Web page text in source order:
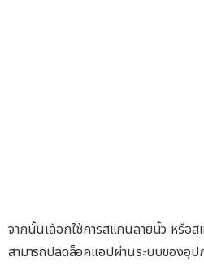
จากนั้นเลือกใช้การสแกนลายนิ้ว หรือ
สามารถปลดล็อคแอปผ่านระบบของอุป